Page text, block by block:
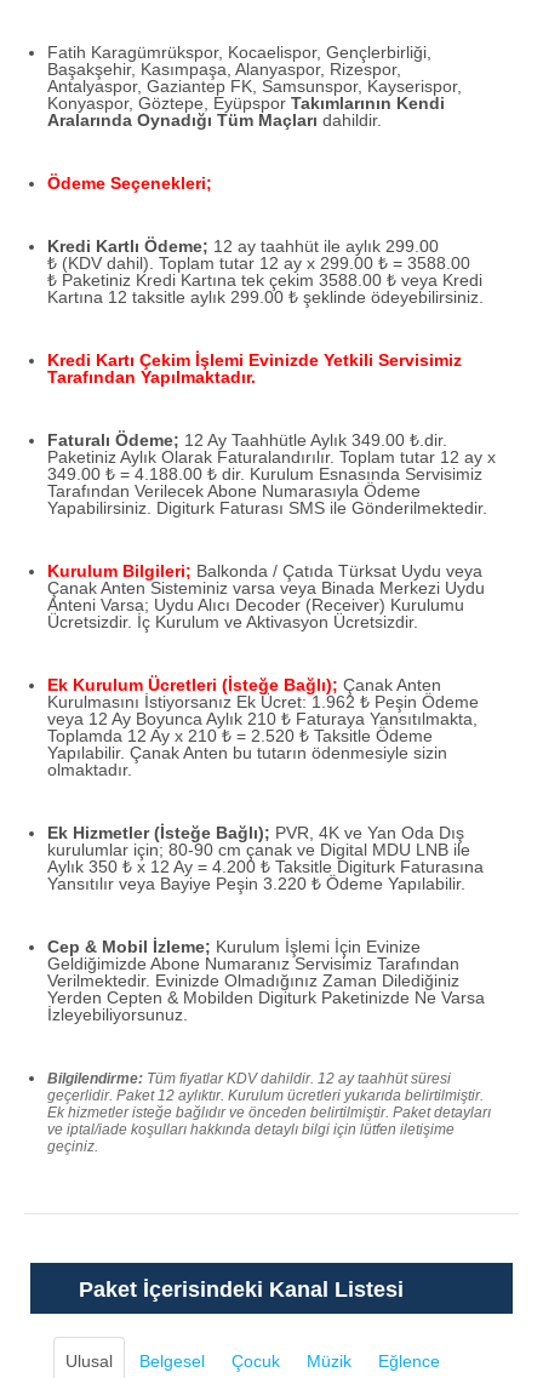
Fatih Karagümrükspor, Kocaelispor, Gençlerbirliği,
Başakşehir, Kasımpaşa, Alanyaspor, Rizespor,
Antalyaspor, Gaziantep FK, Samsunspor, Kayserispor,
Konyaspor, Göztepe, Eyüpspor Takımlarının Kendi
Aralarında Oynadığı Tüm Maçları dahildir.
Ödeme Seçenekleri;
Kredi Kartlı Ödeme; 12 ay taahhüt ile aylık 299.00
₺ (KDV dahil). Toplam tutar 12 ay x 299.00 ₺ = 3588.00
₺ Paketiniz Kredi Kartına tek çekim 3588.00 ₺ veya Kredi
Kartına 12 taksitle aylık 299.00 ₺ şeklinde ödeyebilirsiniz.
Kredi Kartı Çekim İşlemi Evinizde Yetkili Servisimiz
Tarafından Yapılmaktadır.
Faturalı Ödeme; 12 Ay Taahhütle Aylık 349.00 ₺.dir.
Paketiniz Aylık Olarak Faturalandırılır. Toplam tutar 12 ay x
349.00 ₺ = 4.188.00 ₺ dir. Kurulum Esnasında Servisimiz
Tarafından Verilecek Abone Numarasıyla Ödeme
Yapabilirsiniz. Digiturk Faturası SMS ile Gönderilmektedir.
Kurulum Bilgileri; Balkonda / Çatıda Türksat Uydu veya
Çanak Anten Sisteminiz varsa veya Binada Merkezi Uydu
Anteni Varsa; Uydu Alıcı Decoder (Receiver) Kurulumu
Ücretsizdir. İç Kurulum ve Aktivasyon Ücretsizdir.
Ek Kurulum Ücretleri (İsteğe Bağlı); Çanak Anten
Kurulmasını İstiyorsanız Ek Ücret: 1.962 ₺ Peşin Ödeme
veya 12 Ay Boyunca Aylık 210 ₺ Faturaya Yansıtılmakta,
Toplamda 12 Ay x 210 ₺ = 2.520 ₺ Taksitle Ödeme
Yapılabilir. Çanak Anten bu tutarın ödenmesiyle sizin
olmaktadır.
Ek Hizmetler (İsteğe Bağlı); PVR, 4K ve Yan Oda Dış
kurulumlar için; 80-90 cm çanak ve Digital MDU LNB ile
Aylık 350 ₺ x 12 Ay = 4.200 ₺ Taksitle Digiturk Faturasına
Yansıtılır veya Bayiye Peşin 3.220 ₺ Ödeme Yapılabilir.
Cep & Mobil İzleme; Kurulum İşlemi İçin Evinize
Geldiğimizde Abone Numaranız Servisimiz Tarafından
Verilmektedir. Evinizde Olmadığınız Zaman Dilediğiniz
Yerden Cepten & Mobilden Digiturk Paketinizde Ne Varsa
İzleyebiliyorsunuz.
Bilgilendirme: Tüm fiyatlar KDV dahildir. 12 ay taahhüt süresi
geçerlidir. Paket 12 aylıktır. Kurulum ücretleri yukarıda belirtilmiştir.
Ek hizmetler isteğe bağlıdır ve önceden belirtilmiştir. Paket detayları
ve iptal/iade koşulları hakkında detaylı bilgi için lütfen iletişime
geçiniz.
Paket İçerisindeki Kanal Listesi
Ulusal Belgesel Çocuk Müzik Eğlence